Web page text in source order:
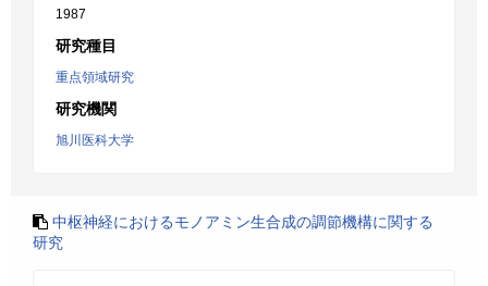
1987
研究種目
重点領域研究
研究機関
旭川医科大学
中枢神経におけるモノアミン生合成の調節機構に関する
研究